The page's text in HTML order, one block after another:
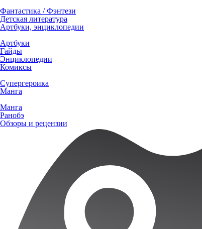
Фантастика / Фэнтези
Детская литература
Артбуки, энциклопедии
Артбуки
Гайды
Энциклопедии
Комиксы
Супергероика
Манга
Манга
Ранобэ
Обзоры и рецензии